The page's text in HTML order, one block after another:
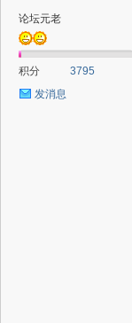
论坛元老
积分
3795
发消息